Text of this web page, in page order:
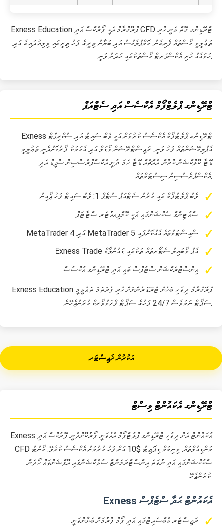
Exness Education ޕްރޮގްރާމް އަކީ ފޯރެކްސް އަދި CFD ޓްރޭޑިންގ ގޮތް ވަނީ ހުރި
ތަޢުލީމީ ކޯސްތައް ފެށިގެން. ކޮމްޕްލެކްސް އަދި ބަޔާން ތިރީގެ ފަހު ތިރީގައި ވިލިއުދައިގެ އަދި
ހަމައެއް ހުރި އެކްސްޕަރޓް ކޯސްތަކުގައި ހަދަން ވަނީ.
ޓްރޭޑިންގ ޕްލެޓްފޯމް އެކްސެސް އަދި ސެޓްއަޕް
Exness ޓްރޭޑިންގ ޕްލެޓްފޯމް އެކްސެސް ކުރުމަށް އަކީ ވެބް ސައިޓް އަދި ސްކްރިޕްޓް
އެޕްލިކޭޝަންތައް ފަހު ވަނީ. ރަޖިސްޓްރޭޝަން މޯޑަލް އަދި އެކަމަކު ފޯރުކޮށްދެނީ ތަޢުލީމީ
ޑޭޓާ ކޮލްކްޝަން ކުރުން. އެއްޗެއް ޑޭޓާ ހަމަ ދެނީ އެކްސްޕްރެސްސިން ސްޕީޑް އަދި
އެކްސްޕްރެސްސިން ސިސްޓަމްތައް.
ވެބް ޕްލެޓްފޯމް ގައި ކުރުން ސެޓްއަޕް ސްޓެޕް 1: ވެބް ސައިޓް ފަހު ޖޯއިން
ސްއެޓިންގް ސެކްޝަންގައި އަކީ ކޮމްޕިއއުޓަރ ސްޓާޓަޕް
MetaTrader 4 އަދި MetaTrader 5 ސްއިސްޓަމްތައް އެއްކޮށްފައި
Exness Trade އެޕް މޯބައިލް ސްޓޯރތައް ތަކުގައި ޑައުންލޯޑް
އިންސްޓްރަކްޝަން ސްޓެޕްސް ބައި އަދި ޓްރޭޑިންގ އެކްސެސް
Exness Education ޕްރޮގްރާމް ދިވެހި ބަހުން ޓްރޭޑަރުންނަށް ހުރި ފުރަތަމަ ތަޢުލީމީ
ސަޕޯޓް ނަމަވެސް 24/7 ފަހުގެ ސަޕޯޓް ފްރަމްވޯރކް ކުރަންޖެހޭނެ.
އަކުރުން ރެޖިސްޓަރ
ޓްރޭޑިންގ އެކައުންޓް ވިސްޓް
Exness އެކައުންޓް އަށް ދިވެހި ޓްރޭޑިންގ ޕްލެޓްފޯމް އެއްވަނީ ފޯރުކޮށްދެނީ ފޮރެކްސް އަދި
CFD މަންޑިއުލްތައް. މިނިމަމް ޑިޕޮޒިޓް $10 އަށް ފަހު ކުރުމަށް އެކްސެސް ކުރެވޭ. ކޯންޓް
ސްކެކްޝަންގައި އަދި ނުވަތަ އިންސްޓްރަމަންޓް ސެލެކްޝަންގައި އޮޕްޝަންތައް ހޯދަން
ކުރަންޖެހޭ.
Exness އެކައުންޓް ޙަދާ ސްޓެޕްސް
ރަޖިސްޓަރ ވެބްސައިޓްގައި އަދި ފޯމް ފުރުމަށް ބަޔާންވަނީ